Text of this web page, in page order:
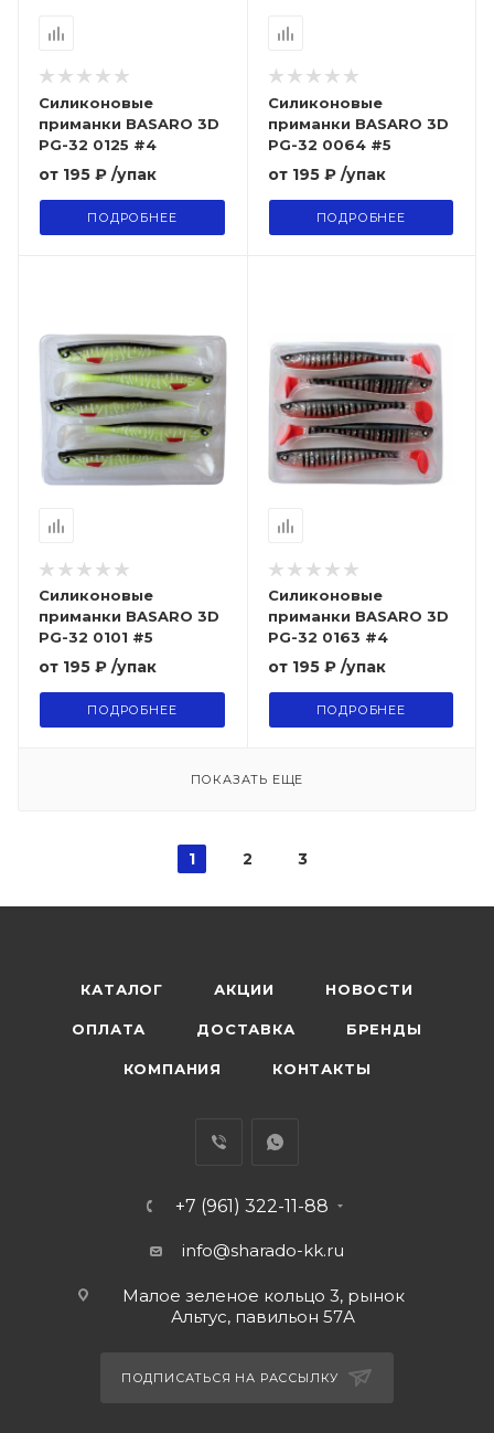
Силиконовые
приманки BASARO 3D
PG-32 0125 #4
от 195 ₽ /упак
ПОДРОБНЕЕ
Силиконовые
приманки BASARO 3D
PG-32 0064 #5
от 195 ₽ /упак
ПОДРОБНЕЕ
Силиконовые
приманки BASARO 3D
PG-32 0101 #5
от 195 ₽ /упак
ПОДРОБНЕЕ
Силиконовые
приманки BASARO 3D
PG-32 0163 #4
от 195 ₽ /упак
ПОДРОБНЕЕ
ПОКАЗАТЬ ЕЩЕ
1 2 3
КАТАЛОГ АКЦИИ НОВОСТИ
ОПЛАТА ДОСТАВКА БРЕНДЫ
КОМПАНИЯ КОНТАКТЫ
+7 (961) 322-11-88
info@sharado-kk.ru
Малое зеленое кольцо 3, рынок
Альтус, павильон 57А
ПОДПИСАТЬСЯ НА РАССЫЛКУ